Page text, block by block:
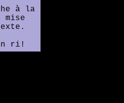
à la
ri!